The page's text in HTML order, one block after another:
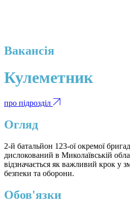
Вакансія
Кулеметник
про підрозділ
Огляд
2-й батальйон 123-ої окремої
дислокований в Миколаївській
відзначається як важливий крок у
безпеки та оборони.
Обов'язки